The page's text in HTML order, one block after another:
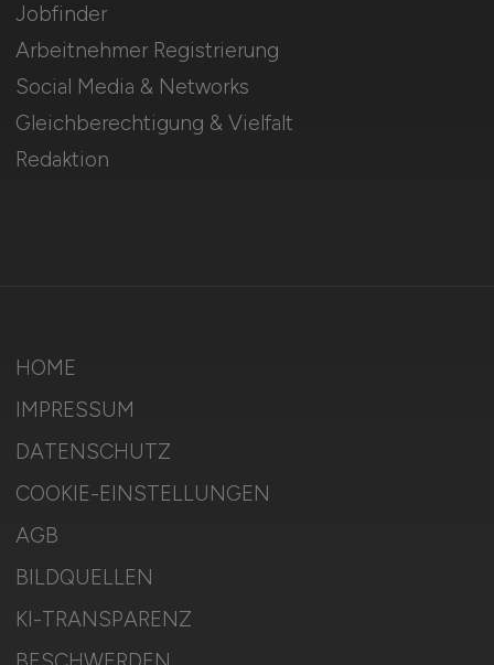
Jobfinder
Arbeitnehmer Registrierung
Social Media & Networks
Gleichberechtigung & Vielfalt
Redaktion
HOME
IMPRESSUM
DATENSCHUTZ
COOKIE-EINSTELLUNGEN
AGB
BILDQUELLEN
KI-TRANSPARENZ